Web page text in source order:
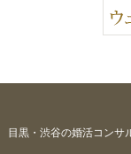
目黒・渋谷の婚活コンサ